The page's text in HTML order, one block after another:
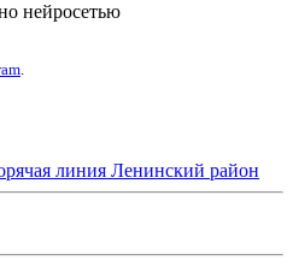
нейросетью
.
линия Ленинский район